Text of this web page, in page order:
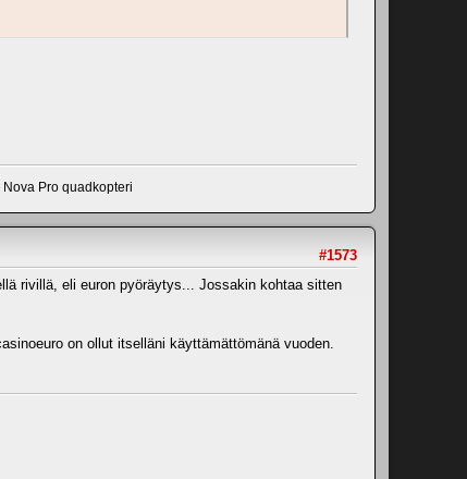
Pro quadkopteri
#1573
rivillä, eli euron pyöräytys... Jossakin kohtaa sitten
on ollut itselläni käyttämättömänä vuoden.